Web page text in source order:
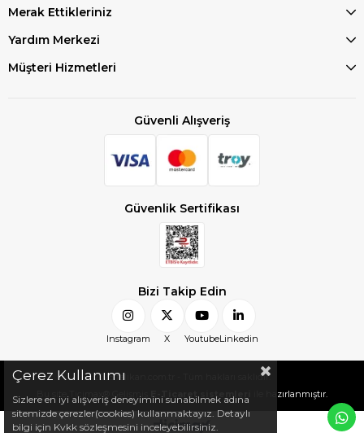
Merak Ettikleriniz
Yardım Merkezi
Müşteri Hizmetleri
Güvenli Alışveriş
Güvenlik Sertifikası
Bizi Takip Edin
Instagram X YoutubeLinkedin
2025 felikan.com.tr - Tüm hakları saklıdır.
ile hazırlanmıştır.
Çerez Kullanımı
Sizlere en iyi alışveriş deneyimini sunabilmek adına
sitemizde çerezler(cookies) kullanmaktayız. Detaylı
bilgi için Kvkk sözleşmesini inceleyebilirsiniz.